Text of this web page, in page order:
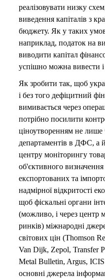
реалізовувати низку
виведення капіталів з
бюджету. Як у таких
наприклад, податок на
виводити капітал
успішно можна вивести і
Як зробити так, щоб
і без того дефіцитний
вимивається через
потрібно посилити
ціноутворенням не лише
департаментів в ДФС, а
центру моніторингу
об'єктивного визначення
експортованих та
надмірної відкритості
щоб фіскальні органи
(можливо, і через центр
ринків) міжнародні
світових цін (Thomson
Van Dijk, Zepol, Transfer
Metal Bulletin, Argus, ICIS
основні джерела